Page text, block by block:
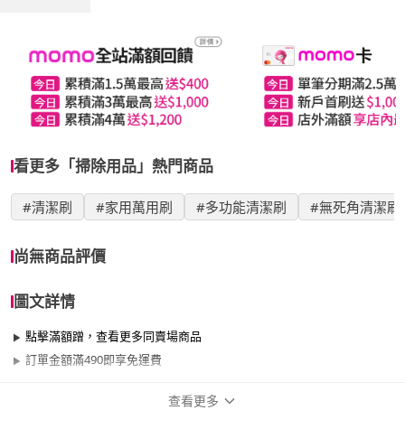
看更多「掃除用品」熱門商品
#清潔刷 #家用萬用刷 #多功能清潔刷 #無死角清潔刷
尚無商品評價
圖文詳情
點擊滿額蹭，查看更多同賣場商品
訂單金額滿490即享免運費
查看更多